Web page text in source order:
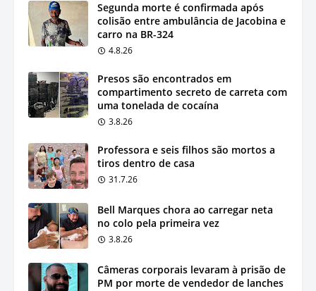
Segunda morte é confirmada após
colisão entre ambulância de Jacobina e
carro na BR-324
4.8.26
Presos são encontrados em
compartimento secreto de carreta com
uma tonelada de cocaína
3.8.26
Professora e seis filhos são mortos a
tiros dentro de casa
31.7.26
Bell Marques chora ao carregar neta
no colo pela primeira vez
3.8.26
Câmeras corporais levaram à prisão de
PM por morte de vendedor de lanches